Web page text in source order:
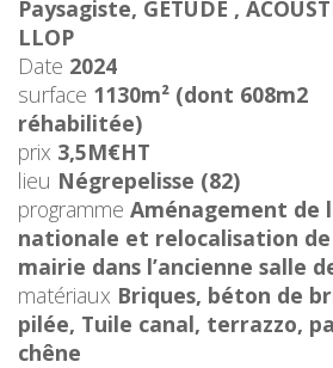
Paysagiste, GETUDE ,
LLOP
Date 2024
surface 1130m² (dont 608m2
réhabilitée)
prix 3,5M€HT
lieu Négrepelisse (82)
programme Aménagement de
nationale et relocalisation
mairie dans l’ancienne salle
matériaux Briques, béton de
pilée, Tuile canal, terrazzo,
chêne